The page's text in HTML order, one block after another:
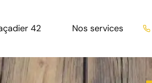
42 Nos services